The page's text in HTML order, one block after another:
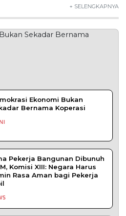
+ SELENGKAPNYA
Ekonomi Bukan
Bernama Koperasi
Pekerja Bangunan Dibunuh
Komisi XIII: Negara Harus
Rasa Aman bagi Pekerja